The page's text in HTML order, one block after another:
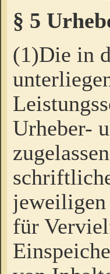
§ 5
(1)Die in
Urheber-
jeweiligen
für